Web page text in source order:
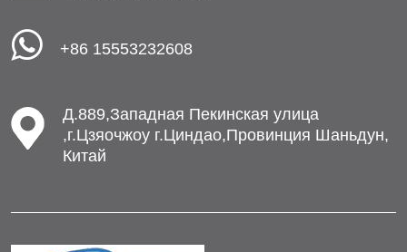
+86 15553232608
Д.889,Западная Пекинская улица
,г.Цзяочжоу г.Циндао,Провинция Шаньдун,
Китай